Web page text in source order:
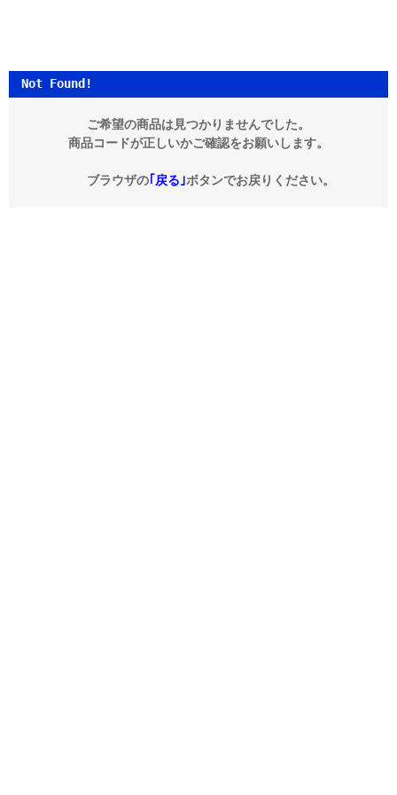
Not Found!
ご希望の商品は見つかりませんでした。
商品コードが正しいかご確認をお願いします。
ブラウザの ｢戻る｣ボタンでお戻りください。